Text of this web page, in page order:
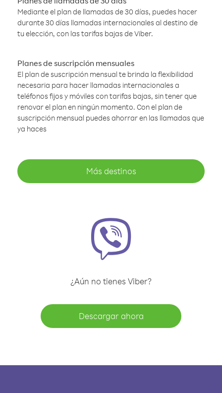
Mediante el plan de llamadas de 30 días, puedes hacer
durante 30 días llamadas internacionales al destino de
tu elección, con las tarifas bajas de Viber.
Planes de suscripción mensuales
El plan de suscripción mensual te brinda la flexibilidad
necesaria para hacer llamadas internacionales a
teléfonos fijos y móviles con tarifas bajas, sin tener que
renovar el plan en ningún momento. Con el plan de
suscripción mensual puedes ahorrar en las llamadas que
ya haces
Más destinos
¿Aún no tienes Viber?
Descargar ahora